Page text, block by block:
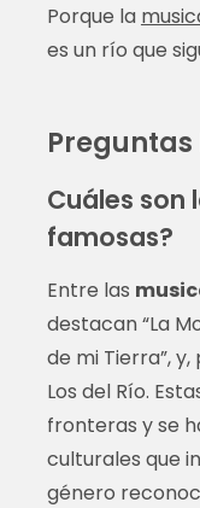
Porque la
es un río que
Cuáles son
famosas?
Entre las
destacan “La
de mi Tierra”,
Los del Río.
fronteras y se
culturales que
género